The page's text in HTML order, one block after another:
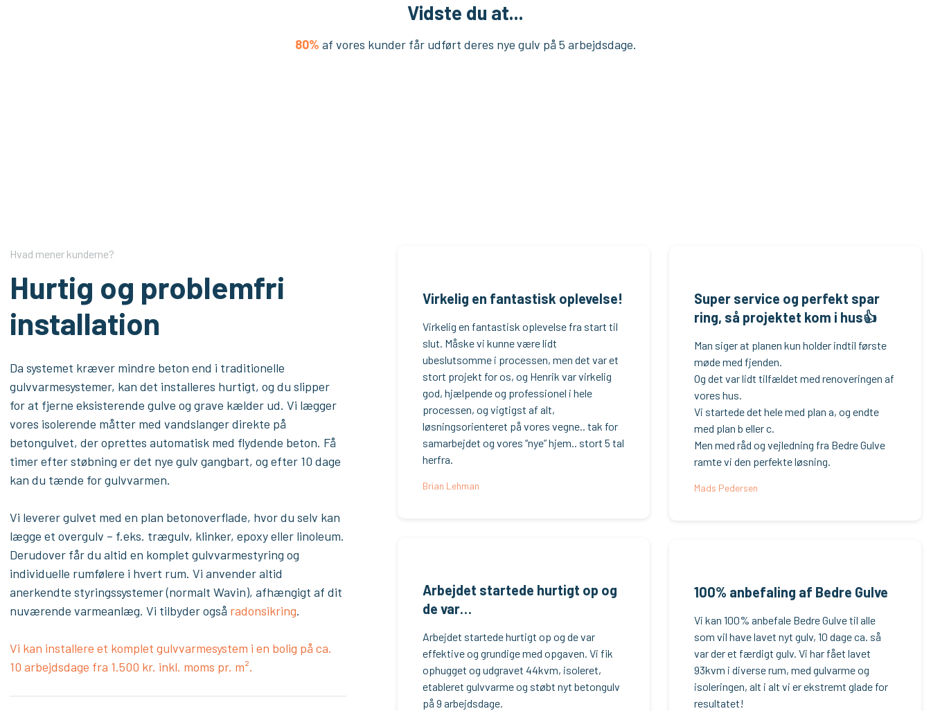
Vidste du at...
80% af vores kunder får udført deres nye gulv på 5 arbejdsdage​.
Hvad mener kunderne?
Hurtig og problemfri
installation
Da systemet kræver mindre beton end i traditionelle
gulvvarmesystemer, kan det installeres hurtigt, og du slipper
for at fjerne eksisterende gulve og grave kælder ud. Vi lægger
vores isolerende måtter med vandslanger direkte på
betongulvet, der oprettes automatisk med flydende beton. Få
timer efter støbning er det nye gulv gangbart, og efter 10 dage
kan du tænde for gulvvarmen.
Vi leverer gulvet med en plan betonoverflade, hvor du selv kan
lægge et overgulv – f.eks. trægulv, klinker, epoxy eller linoleum.
Derudover får du altid en komplet gulvvarmestyring og
individuelle rumfølere i hvert rum. Vi anvender altid
anerkendte styringssystemer (normalt Wavin), afhængigt af dit
nuværende varmeanlæg. Vi tilbyder også radonsikring.
Vi kan installere et komplet gulvvarmesystem i en bolig på ca.
10 arbejdsdage fra 1.500 kr. inkl. moms pr. m².
Virkelig en fantastisk opl​evelse!
Virkelig en fantastisk oplevelse fra start til
slut. Måske vi kunne være lidt
ubeslutsomme i processen, men det var et
stort projekt for os, og Henrik var virkelig
god, hjælpende og professionel i hele
processen, og vigtigst af alt,
løsningsorienteret på vores vegne.. tak for
samarbejdet og vores “nye” hjem.. stort 5 tal
herfra.
Brian Lehman
Arbejdet startede hurtigt op og
de var…
Arbejdet startede hurtigt op og de var
effektive og grundige med opgaven. Vi fik
ophugget og udgravet 44kvm, isoleret,
etableret gulvvarme og støbt nyt betongulv
på 9 arbejdsdage.
Super service og perfekt spar​
ring, så projektet kom i hus👍
​Man siger at planen kun holder indtil første
møde med fjenden.
Og det var lidt tilfældet med renoveringen af
vores hus.
Vi startede det hele med plan a, og endte
med plan b eller c.
Men med råd og vejledning fra Bedre Gulve
ramte vi den perfekte løsning.
Mads Pedersen
100% anbefaling af Bedre Gulve
Vi kan 100% anbefale Bedre Gulve til alle
som vil have lavet nyt gulv, 10 dage ca. så
var der et færdigt gulv. Vi har fået lavet
93kvm i diverse rum, med gulvarme og
isoleringen, alt i alt vi er ekstremt glade for
resultatet!